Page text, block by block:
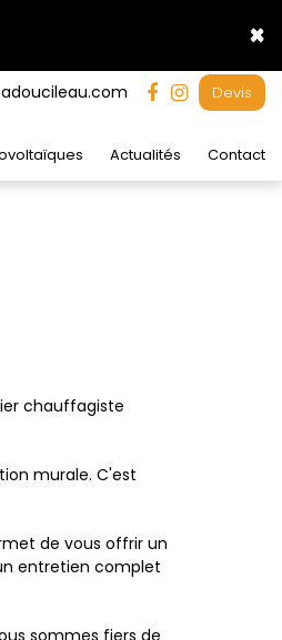
×
Devis
Actualités Contact
chauffagiste
murale. C'est
de vous offrir un
entretien complet
sommes fiers de